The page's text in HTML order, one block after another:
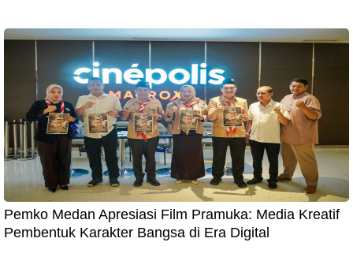
Pemko Medan Apresiasi Film Pramuka: Media Kreatif
Pembentuk Karakter Bangsa di Era Digital